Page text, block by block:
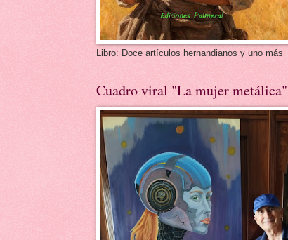
Libro: Doce artículos hernandianos y uno más
Cuadro viral "La mujer metálica"